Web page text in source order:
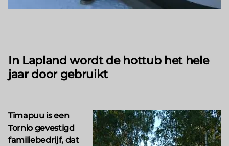
In Lapland wordt de hottub het hele
jaar door gebruikt
Timapuu is een
Tornio gevestigd
familiebedrijf, dat